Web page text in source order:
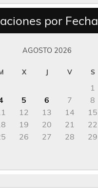
por Fecha
AGOSTO 2026
X J V S
1
5 6 7 8
12 13 14 15
19 20 21 22
26 27 28 29